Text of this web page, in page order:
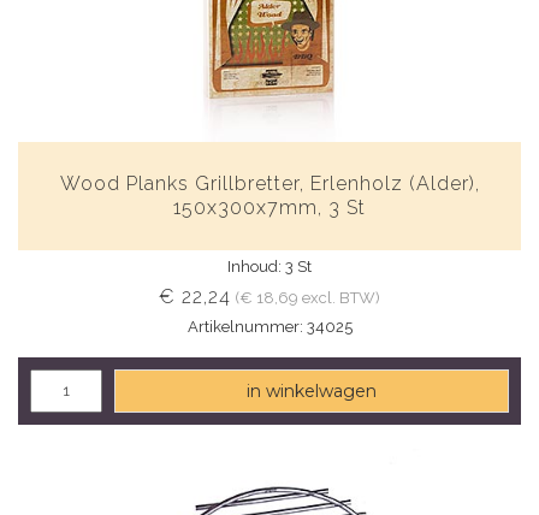
Wood Planks Grillbretter, Erlenholz (Alder),
150x300x7mm, 3 St
Inhoud: 3 St
€ 22,24 (€ 18,69 excl. BTW)
Artikelnummer: 34025
in winkelwagen